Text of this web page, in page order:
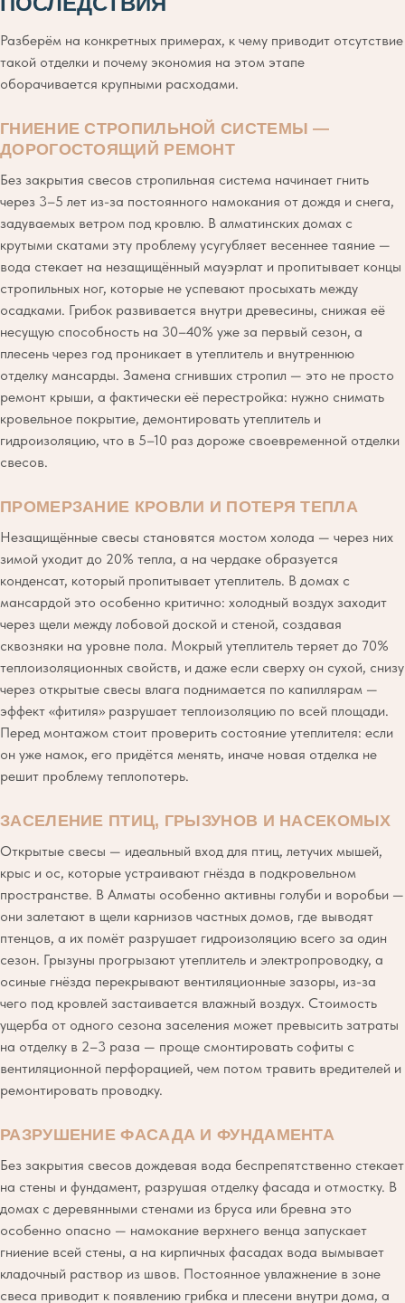
Разберём на конкретных примерах, к чему приводит отсутствие
такой отделки и почему экономия на этом этапе
оборачивается крупными расходами.
ГНИЕНИЕ СТРОПИЛЬНОЙ СИСТЕМЫ —
ДОРОГОСТОЯЩИЙ РЕМОНТ
Без закрытия свесов стропильная система начинает гнить
через 3–5 лет из-за постоянного намокания от дождя и снега,
задуваемых ветром под кровлю. В алматинских домах с
крутыми скатами эту проблему усугубляет весеннее таяние —
вода стекает на незащищённый мауэрлат и пропитывает концы
стропильных ног, которые не успевают просыхать между
осадками. Грибок развивается внутри древесины, снижая её
несущую способность на 30–40% уже за первый сезон, а
плесень через год проникает в утеплитель и внутреннюю
отделку мансарды. Замена сгнивших стропил — это не просто
ремонт крыши, а фактически её перестройка: нужно снимать
кровельное покрытие, демонтировать утеплитель и
гидроизоляцию, что в 5–10 раз дороже своевременной отделки
свесов.
ПРОМЕРЗАНИЕ КРОВЛИ И ПОТЕРЯ ТЕПЛА
Незащищённые свесы становятся мостом холода — через них
зимой уходит до 20% тепла, а на чердаке образуется
конденсат, который пропитывает утеплитель. В домах с
мансардой это особенно критично: холодный воздух заходит
через щели между лобовой доской и стеной, создавая
сквозняки на уровне пола. Мокрый утеплитель теряет до 70%
теплоизоляционных свойств, и даже если сверху он сухой, снизу
через открытые свесы влага поднимается по капиллярам —
эффект «фитиля» разрушает теплоизоляцию по всей площади.
Перед монтажом стоит проверить состояние утеплителя: если
он уже намок, его придётся менять, иначе новая отделка не
решит проблему теплопотерь.
ЗАСЕЛЕНИЕ ПТИЦ, ГРЫЗУНОВ И НАСЕКОМЫХ
Открытые свесы — идеальный вход для птиц, летучих мышей,
крыс и ос, которые устраивают гнёзда в подкровельном
пространстве. В Алматы особенно активны голуби и воробьи —
они залетают в щели карнизов частных домов, где выводят
птенцов, а их помёт разрушает гидроизоляцию всего за один
сезон. Грызуны прогрызают утеплитель и электропроводку, а
осиные гнёзда перекрывают вентиляционные зазоры, из-за
чего под кровлей застаивается влажный воздух. Стоимость
ущерба от одного сезона заселения может превысить затраты
на отделку в 2–3 раза — проще смонтировать софиты с
вентиляционной перфорацией, чем потом травить вредителей и
ремонтировать проводку.
РАЗРУШЕНИЕ ФАСАДА И ФУНДАМЕНТА
Без закрытия свесов дождевая вода беспрепятственно стекает
на стены и фундамент, разрушая отделку фасада и отмостку. В
домах с деревянными стенами из бруса или бревна это
особенно опасно — намокание верхнего венца запускает
гниение всей стены, а на кирпичных фасадах вода вымывает
кладочный раствор из швов. Постоянное увлажнение в зоне
свеса приводит к появлению грибка и плесени внутри дома, а